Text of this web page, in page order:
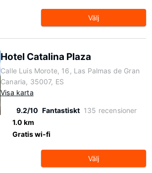
Välj
Hotel Catalina Plaza
Calle Luis Morote, 16, Las Palmas de Gran
Canaria, 35007, ES
Visa karta
9.2/10 Fantastiskt 135 recensioner
1.0 km
Gratis wi-fi
Välj